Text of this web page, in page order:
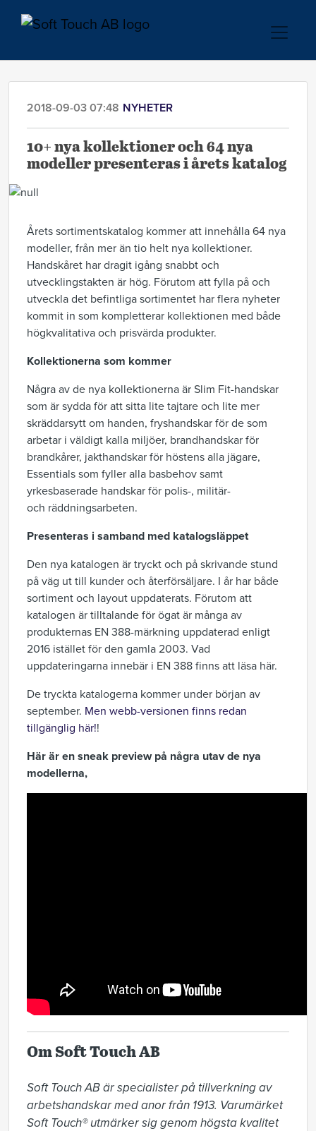
2018-09-03 07:48 NYHETER
10+ nya kollektioner och 64 nya
modeller presenteras i årets katalog
Årets sortimentskatalog kommer att innehålla 64 nya
modeller, från mer än tio helt nya kollektioner.
Handskåret har dragit igång snabbt och
utvecklingstakten är hög. Förutom att fylla på och
utveckla det befintliga sortimentet har flera nyheter
kommit in som kompletterar kollektionen med både
högkvalitativa och prisvärda produkter.
Kollektionerna som kommer
Några av de nya kollektionerna är Slim Fit-handskar
som är sydda för att sitta lite tajtare och lite mer
skräddarsytt om handen, fryshandskar för de som
arbetar i väldigt kalla miljöer, brandhandskar för
brandkårer, jakthandskar för höstens alla jägare,
Essentials som fyller alla basbehov samt
yrkesbaserade handskar för polis-, militär-
och räddningsarbeten.
Presenteras i samband med katalogsläppet
Den nya katalogen är tryckt och på skrivande stund
på väg ut till kunder och återförsäljare. I år har både
sortiment och layout uppdaterats. Förutom att
katalogen är tilltalande för ögat är många av
produkternas EN 388-märkning uppdaterad enligt
2016 istället för den gamla 2003. Vad
uppdateringarna innebär i EN 388 finns att läsa här.
De tryckta katalogerna kommer under början av
september. Men webb-versionen finns redan
tillgänglig här!!
Här är en sneak preview på några utav de nya
modellerna,
Om Soft Touch AB
Soft Touch AB är specialister på tillverkning av
arbetshandskar med anor från 1913. Varumärket
Soft Touch® utmärker sig genom högsta kvalitet